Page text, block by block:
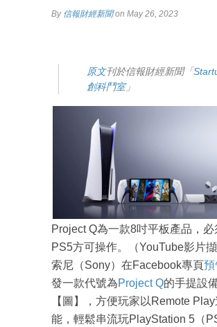
By 信報財經新聞on May 26, 2023
原文刊於信報財經新聞「
創科鬥室」
Project Q為一款8吋平板產品，必
PS5方可操作。（YouTube影片擷
索尼（Sony）在Facebook專頁預
發一款代號為Project Q的手提設
【圖】，方便玩家以Remote
能，輕鬆串流玩PlayStation 5（